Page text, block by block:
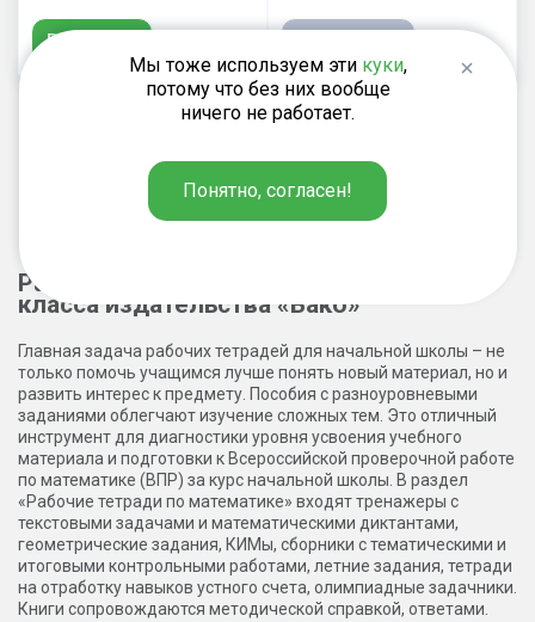
В корзину
Показать ещё
1 2
Рабочие тетради по математике для 4
класса издательства «Вако»
Главная задача рабочих тетрадей для начальной школы – не
только помочь учащимся лучше понять новый материал, но и
развить интерес к предмету. Пособия с разноуровневыми
заданиями облегчают изучение сложных тем. Это отличный
инструмент для диагностики уровня усвоения учебного
материала и подготовки к Всероссийской проверочной работе
по математике (ВПР) за курс начальной школы. В раздел
«Рабочие тетради по математике» входят тренажеры с
текстовыми задачами и математическими диктантами,
геометрические задания, КИМы, сборники с тематическими и
итоговыми контрольными работами, летние задания, тетради
на отработку навыков устного счета, олимпиадные задачники.
Книги сопровождаются методической справкой, ответами.
Мы тоже используем эти куки,
потому что без них вообще
ничего не работает.
Понятно, согласен!